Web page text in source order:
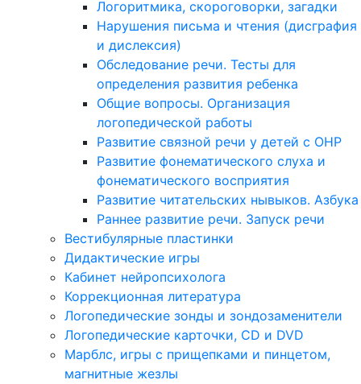
Логоритмика, скороговорки, загадки
Нарушения письма и чтения (дисграфия
и дислексия)
Обследование речи. Тесты для
определения развития ребенка
Общие вопросы. Организация
логопедической работы
Развитие связной речи у детей с ОНР
Развитие фонематического слуха и
фонематического восприятия
Развитие читательских нывыков. Азбука
Раннее развитие речи. Запуск речи
Вестибулярные пластинки
Дидактические игры
Кабинет нейропсихолога
Коррекционная литература
Логопедические зонды и зондозаменители
Логопедические карточки, CD и DVD
Марблс, игры с прищепками и пинцетом,
магнитные жезлы